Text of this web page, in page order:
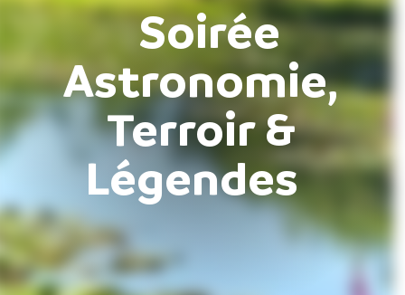
Soirée
Astronomie,
Terroir &
Légendes